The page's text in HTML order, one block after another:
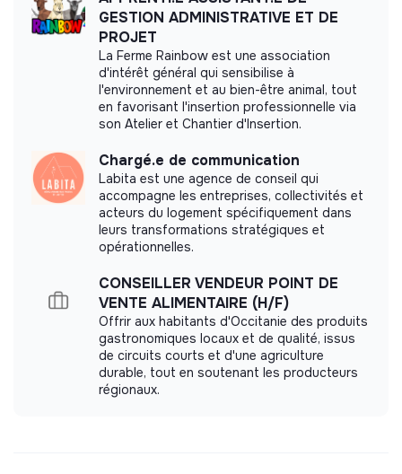
Value sharing
Profit Sharing
Diversity & inclusion
Inclusive Recruitment
Governance principles
Organizational Flexibility and Adaptation
Participative Governance
Collaborative Project Management
GESTION ADMINISTRATIVE ET DE
PROJET
La Ferme Rainbow est une association
d'intérêt général qui sensibilise à
l'environnement et au bien-être animal, tout
en favorisant l'insertion professionnelle via
son Atelier et Chantier d'Insertion.
Chargé.e de communication
Labita est une agence de conseil qui
accompagne les entreprises, collectivités et
acteurs du logement spécifiquement dans
leurs transformations stratégiques et
opérationnelles.
CONSEILLER VENDEUR POINT DE
VENTE ALIMENTAIRE (H/F)
Offrir aux habitants d'Occitanie des produits
gastronomiques locaux et de qualité, issus
de circuits courts et d'une agriculture
durable, tout en soutenant les producteurs
régionaux.